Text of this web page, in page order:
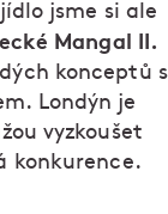
jsme si ale
Mangal II.
konceptů s
Londýn je
vyzkoušet
konkurence.